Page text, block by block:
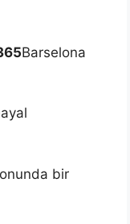
Barselona
bir